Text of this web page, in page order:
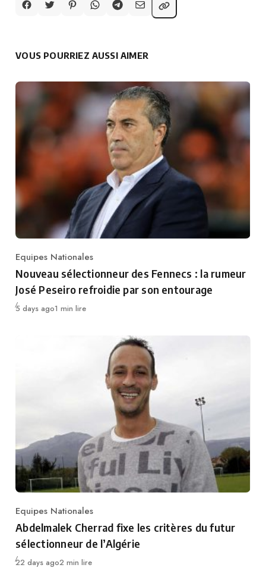
VOUS POURRIEZ AUSSI AIMER
Category
Equipes Nationales
Nouveau sélectionneur des Fennecs : la rumeur
José Peseiro refroidie par son entourage
Publié
5 days ago1 min lire
Category
Equipes Nationales
Abdelmalek Cherrad fixe les critères du futur
sélectionneur de l’Algérie
Publié
22 days ago2 min lire